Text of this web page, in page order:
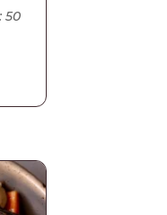
50